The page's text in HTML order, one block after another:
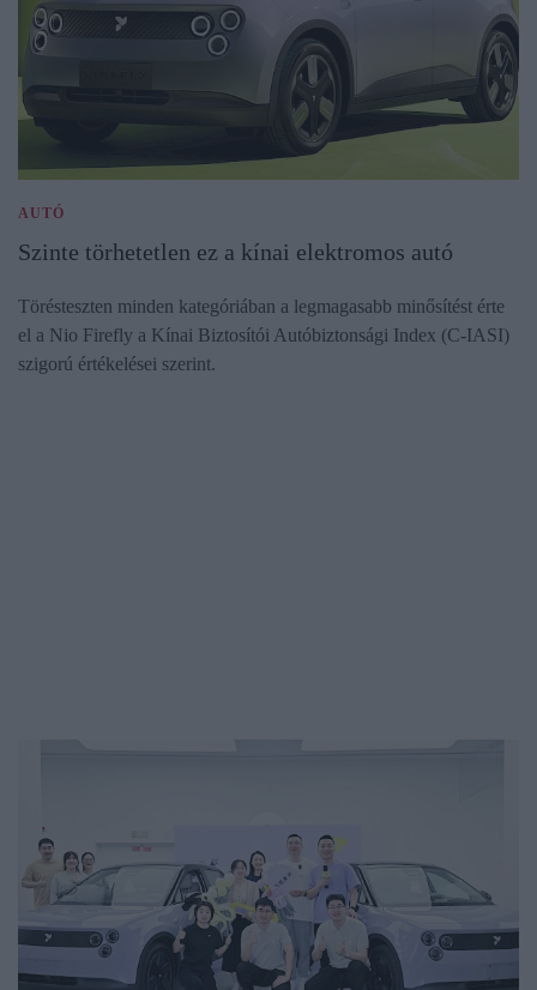
AUTÓ
Szinte törhetetlen ez a kínai elektromos autó
Törésteszten minden kategóriában a legmagasabb minősítést érte
el a Nio Firefly a Kínai Biztosítói Autóbiztonsági Index (C-IASI)
szigorú értékelései szerint.